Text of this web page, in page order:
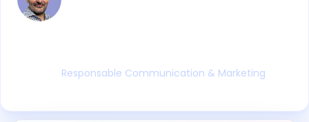
Responsable Communication & Marketing